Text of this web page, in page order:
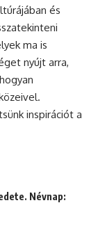
és
ma is
nyújt arra,
inspirációt a
Névnap: